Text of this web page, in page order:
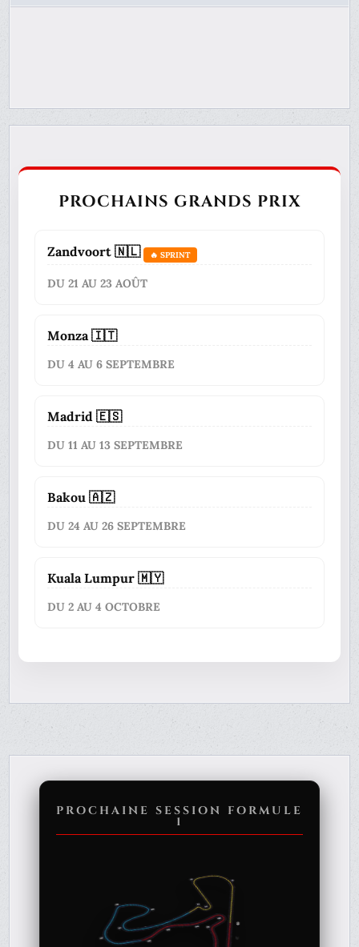
PROCHAINS GRANDS PRIX
Zandvoort 🇳🇱 🔥 SPRINT
DU 21 AU 23 AOÛT
Monza 🇮🇹
DU 4 AU 6 SEPTEMBRE
Madrid 🇪🇸
DU 11 AU 13 SEPTEMBRE
Bakou 🇦🇿
DU 24 AU 26 SEPTEMBRE
Kuala Lumpur 🇲🇾
DU 2 AU 4 OCTOBRE
PROCHAINE SESSION FORMULE
1